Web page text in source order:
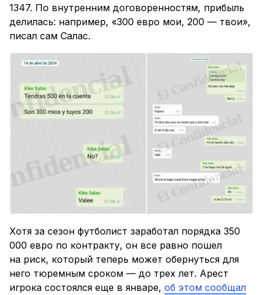
1347. По внутренним договоренностям, прибыль
делилась: например, «300 евро мои, 200 — твои»,
писал сам Салас.
Хотя за сезон футболист заработал порядка 350
000 евро по контракту, он все равно пошел
на риск, который теперь может обернуться для
него тюремным сроком — до трех лет. Арест
игрока состоялся еще в январе, об этом сообщал